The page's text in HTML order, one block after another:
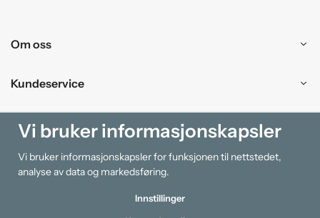
Om oss
Kundeservice
Kjøpesenter
Information
Vi bruker informasjonskapsler
Vi bruker informasjonskapsler for funksjonen til nettstedet,
analyse av data og markedsføring.
Innstillinger